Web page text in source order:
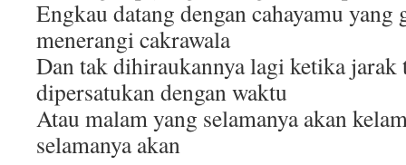
Engkau datang dengan cahayamu yang
menerangi cakrawala
Dan tak dihiraukannya lagi ketika jarak
dipersatukan dengan waktu
Atau malam yang selamanya akan
selamanya akan